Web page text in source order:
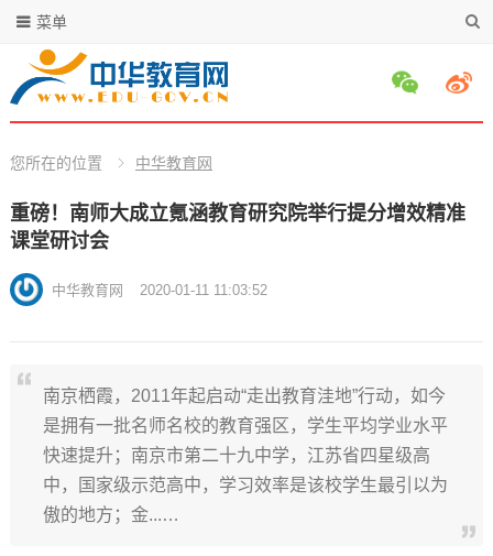
菜单
您所在的位置 中华教育网
重磅！南师大成立氪涵教育研究院举行提分增效精准
课堂研讨会
中华教育网 2020-01-11 11:03:52
南京栖霞，2011年起启动“走出教育洼地”行动，如今
是拥有一批名师名校的教育强区，学生平均学业水平
快速提升；南京市第二十九中学，江苏省四星级高
中，国家级示范高中，学习效率是该校学生最引以为
傲的地方；金...…